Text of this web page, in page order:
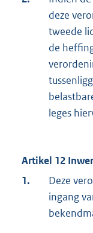
deze
tweede
de
leges
Artikel 12
1.
Deze
ingang